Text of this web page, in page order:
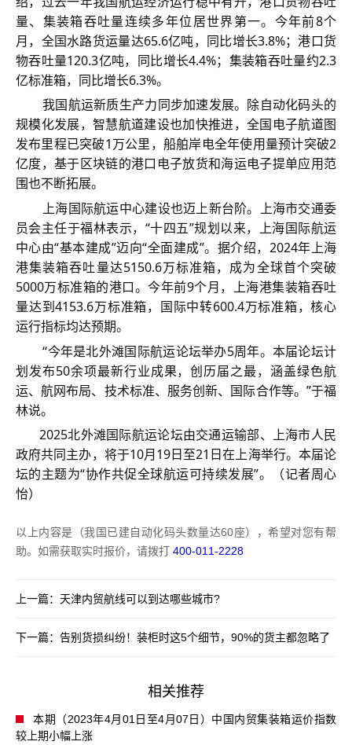
量、集装箱吞吐量连续多年位居世界第一。今年前8个
月，全国水路货运量达65.6亿吨，同比增长3.8%；港口货
物吞吐量120.3亿吨，同比增长4.4%；集装箱吞吐量约2.3
亿标准箱，同比增长6.3%。
我国航运新质生产力同步加速发展。除自动化码头的
规模化发展，智慧航道建设也加快推进，全国电子航道图
发布里程已突破1万公里，船舶岸电全年使用量预计突破2
亿度，基于区块链的港口电子放货和海运电子提单应用范
围也不断拓展。
上海国际航运中心建设也迈上新台阶。上海市交通委
员会主任于福林表示， “十四五”规划以来，上海国际航运
中心由“基本建成”迈向“全面建成”。据介绍，2024年上海
港集装箱吞吐量达5150.6万标准箱，成为全球首个突破
5000万标准箱的港口。今年前9个月，上海港集装箱吞吐
量达到4153.6万标准箱，国际中转600.4万标准箱，核心
运行指标均达预期。
“今年是北外滩国际航运论坛举办5周年。本届论坛计
划发布50余项最新行业成果，创历届之最，涵盖绿色航
运、航网布局、技术标准、服务创新、国际合作等。”于福
林说。
2025北外滩国际航运论坛由交通运输部、上海市人民
政府共同主办，将于10月19日至21日在上海举行。本届论
坛的主题为“协作共促全球航运可持续发展”。（记者周心
怡）
以上内容是（我国已建自动化码头数量达60座），希望对您有帮
助。如需获取实时报价，请拨打 400-011-2228
上一篇： 天津内贸航线可以到达哪些城市?
下一篇： 告别货损纠纷！装柜时这5个细节，90%的货主都忽略了
相关推荐
本期（2023年4月01日至4月07日）中国内贸集装箱运价指数
较上期小幅上涨